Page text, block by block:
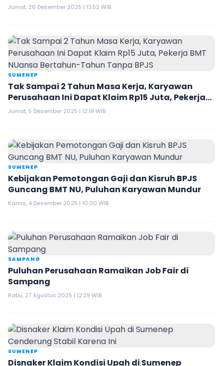
Jumat, 26 Desember 2025 | 13:52 WIB
SUMENEP
Tak Sampai 2 Tahun Masa Kerja, Karyawan
Perusahaan Ini Dapat Klaim Rp15 Juta, Pekerja
BMT NUansa Bertahun-Tahun Tanpa BPJS
Jumat, 5 Desember 2025 | 12:18 WIB
SUMENEP
Kebijakan Pemotongan Gaji dan Kisruh BPJS
Guncang BMT NU, Puluhan Karyawan Mundur
Kamis, 4 Desember 2025 | 10:00 WIB
SAMPANG
Puluhan Perusahaan Ramaikan Job Fair di
Sampang
Rabu, 27 Agustus 2025 | 12:29 WIB
SUMENEP
Disnaker Klaim Kondisi Upah di Sumenep